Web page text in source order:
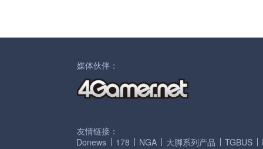
媒体伙伴：
友情链接：
Donews
178 NGA 大脚系列产品 TGBUS